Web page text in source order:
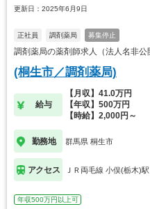
更新日：2025年6月9日
正社員 調剤薬局 募集停止
調剤薬局の薬剤師求人（法人名非
(桐生市／調剤薬局)
給与
【月収】41.0万円
【年収】500万円
【時給】2,000円～
勤務地 群馬県 桐生市
アクセス ＪＲ両毛線 小俣(栃木)駅
年収500万円以上可